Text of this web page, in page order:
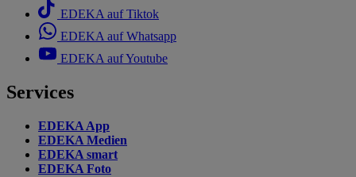
EDEKA auf Tiktok
EDEKA auf Whatsapp
EDEKA auf Youtube
Services
EDEKA App
EDEKA Medien
EDEKA smart
EDEKA Foto